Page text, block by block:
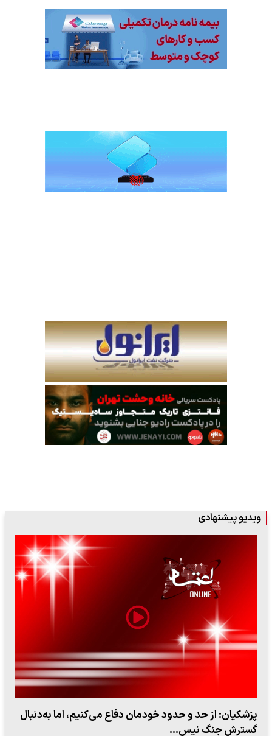
ویدیو پیشنهادی
پزشکیان: از حد و حدود خودمان دفاع می‌کنیم، اما به‌دنبال
گسترش جنگ نیس…